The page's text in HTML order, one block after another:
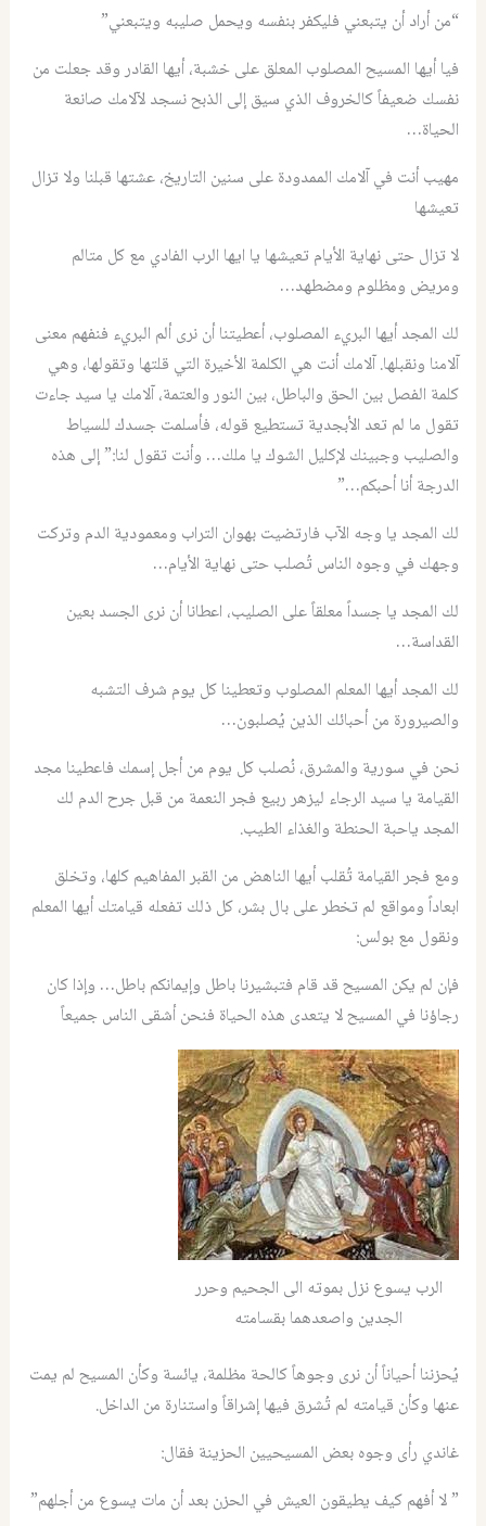
“من أراد أن يتبعني فليكفر بنفسه ويحمل صليبه ويتبعني”
فيا أيها المسيح المصلوب المعلق على خشبة، أيها القادر وقد جعلت من
نفسك ضعيفاً كالخروف الذي سيق إلى الذبح نسجد لآلامك صانعة
الحياة…
مهيب أنت في آلامك الممدودة على سنين التاريخ، عشتها قبلنا ولا تزال
تعيشها
لا تزال حتى نهاية الأيام تعيشها يا ايها الرب الفادي مع كل متالم
ومريض ومظلوم ومضطهد…
لك المجد أيها البريء المصلوب، أعطيتنا أن نرى ألم البريء فنفهم معنى
آلامنا ونقبلها. آلامك أنت هي الكلمة الأخيرة التي قلتها وتقولها، وهي
كلمة الفصل بين الحق والباطل، بين النور والعتمة، آلامك يا سيد جاءت
تقول ما لم تعد الأبجدية تستطيع قوله، فأسلمت جسدك للسياط
والصليب وجبينك لإكليل الشوك يا ملك… وأنت تقول لنا:” إلى هذه
الدرجة أنا أحبكم…”
لك المجد يا وجه الآب فارتضيت بهوان التراب ومعمودية الدم وتركت
وجهك في وجوه الناس تُصلب حتى نهاية الأيام…
لك المجد يا جسداً معلقاً على الصليب، اعطانا أن نرى الجسد بعين
القداسة…
لك المجد أيها المعلم المصلوب وتعطينا كل يوم شرف التشبه
والصيرورة من أحبائك الذين يُصلبون…
نحن في سورية والمشرق، نُصلب كل يوم من أجل إسمك فاعطينا مجد
القيامة يا سيد الرجاء ليزهر ربيع فجر النعمة من قبل جرح الدم لك
المجد ياحبة الحنطة والغذاء الطيب.
ومع فجر القيامة تُقلب أيها الناهض من القبر المفاهيم كلها، وتخلق
ابعاداً ومواقع لم تخطر على بال بشر، كل ذلك تفعله قيامتك أيها المعلم
ونقول مع بولس:
فإن لم يكن المسيح قد قام فتبشيرنا باطل وإيمانكم باطل… وإذا كان
رجاؤنا في المسيح لا يتعدى هذه الحياة فنحن أشقى الناس جميعاً
الرب يسوع نزل بموته الى الجحيم وحرر
الجدين واصعدهما بقسامته
يُحزننا أحياناً أن نرى وجوهاً كالحة مظلمة، يائسة وكأن المسيح لم يمت
عنها وكأن قيامته لم تُشرق فيها إشراقاً واستنارة من الداخل.
غاندي رأى وجوه بعض المسيحيين الحزينة فقال:
” لا أفهم كيف يطيقون العيش في الحزن بعد أن مات يسوع من أجلهم”